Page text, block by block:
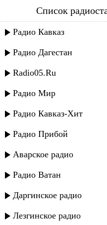
хасбулат
клетке
Список
Радио Кавказ
Радио Дагестан
Radio05.Ru
Радио Мир
Радио Кавказ-Хит
Радио Прибой
Аварское радио
Радио Ватан
Даргинское радио
Лезгинское радио
Хасбулат Рахманов
Хасбулат Рахманов
Хасбулат Рахманов -
Хасбулат Рахманов
Хасбулат Рахманов -